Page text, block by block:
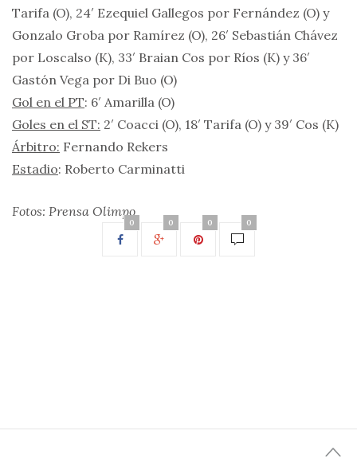
Tarifa (O), 24′ Ezequiel Gallegos por Fernández (O) y
Gonzalo Groba por Ramírez (O), 26′ Sebastián Chávez
por Loscalso (K), 33′ Braian Cos por Ríos (K) y 36′
Gastón Vega por Di Buo (O)
Gol en el PT: 6′ Amarilla (O)
Goles en el ST: 2′ Coacci (O), 18′ Tarifa (O) y 39′ Cos (K)
Árbitro: Fernando Rekers
Estadio: Roberto Carminatti
Fotos: Prensa Olimpo
0 0 0 0